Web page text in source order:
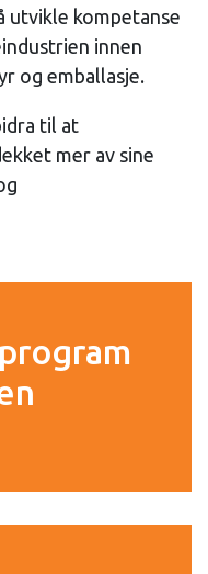
kompetanse
innen
og emballasje.
til at
mer av sine